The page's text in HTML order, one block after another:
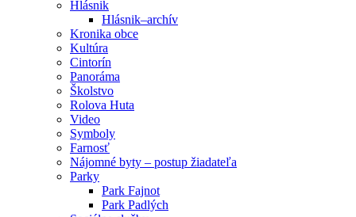
Hlásnik
Hlásnik–archív
Kronika obce
Kultúra
Cintorín
Panoráma
Školstvo
Rolova Huta
Video
Symboly
Farnosť
Nájomné byty – postup žiadateľa
Parky
Park Fajnot
Park Padlých